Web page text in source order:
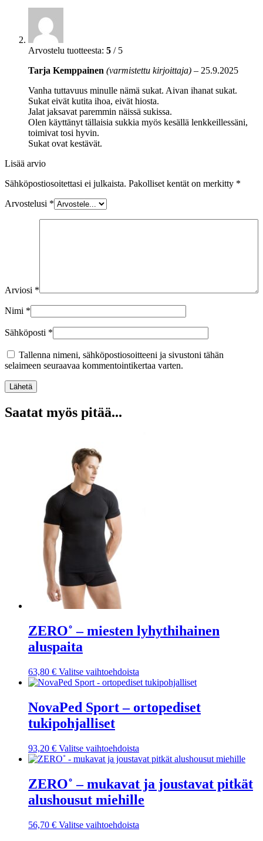
Arvostelu tuotteesta: 5 / 5
Tarja Kemppainen (varmistettu kirjoittaja) – 25.9.2025
Vanha tuttavuus minulle nämä sukat. Aivan ihanat sukat.
Sukat eivät kutita ihoa, eivät hiosta.
Jalat jaksavat paremmin näissä sukissa.
Olen käyttänyt tällaisia sukkia myös kesällä lenkkeillessäni,
toimivat tosi hyvin.
Sukat ovat kestävät.
Lisää arvio
Sähköpostiosoitettasi ei julkaista. Pakolliset kentät on merkitty *
Arvostelusi *
Arviosi *
Nimi *
Sähköposti *
Tallenna nimeni, sähköpostiosoitteeni ja sivustoni tähän
selaimeen seuraavaa kommentointikertaa varten.
Lähetä
Saatat myös pitää...
ZERO˚ – miesten lyhythihainen
aluspaita
63,80 € Valitse vaihtoehdoista
tuotteella
useampi
muunnelma.
tuotteen
sivulla.
NovaPed Sport – ortopediset
tukipohjalliset
93,20 € Valitse vaihtoehdoista
tuotteella
useampi
muunnelma.
Voit
tuotteen
ZERO˚ – mukavat ja joustavat pitkät
alushousut miehille
56,70 € Valitse vaihtoehdoista